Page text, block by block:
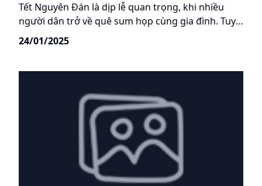
Tết Nguyên Đán là dịp lễ quan trọng, khi nhiều
người dân trở về quê sum họp cùng gia đình. Tuy
nhiên, đây cũng là thời điểm tội phạm trộm cắp,
sức phức tạp, với phương thức hoạt động ngày
càng tinh vi, liều lĩnh và có tổ chức.
24/01/2025